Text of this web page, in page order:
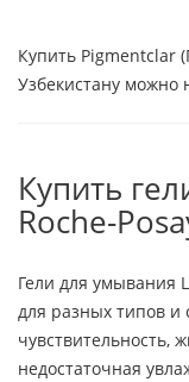
Купить Pigmentclar
Узбекистану можно
Купить
Roche-
Гели для умывания
для разных типов и
чувствительность,
недостаточная